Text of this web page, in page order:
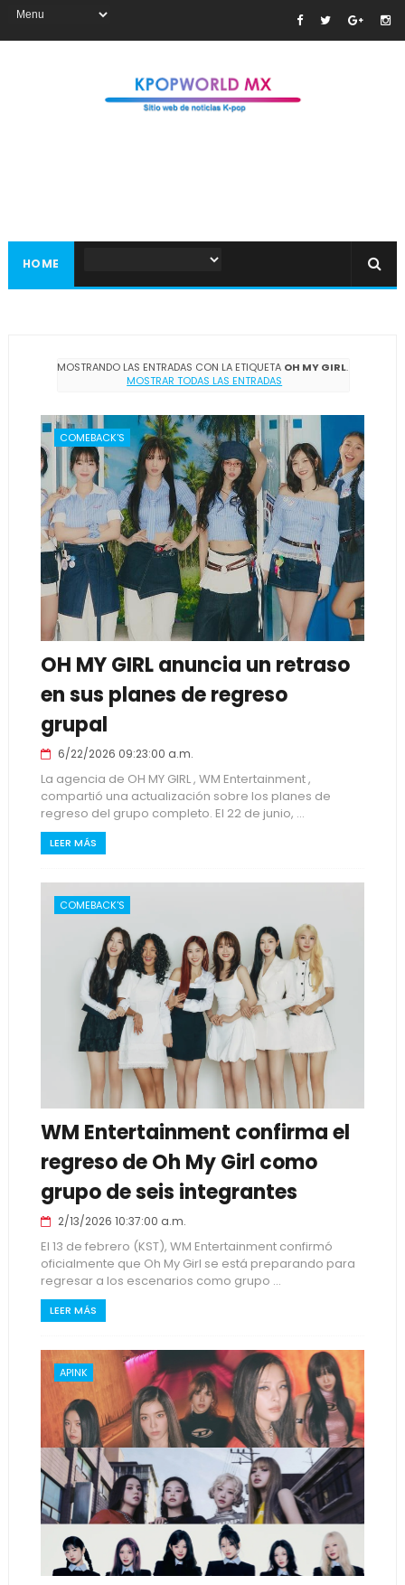
HOME
MOSTRANDO LAS ENTRADAS CON LA ETIQUETA OH MY GIRL.
MOSTRAR TODAS LAS ENTRADAS
COMEBACK'S
OH MY GIRL anuncia un retraso
en sus planes de regreso
grupal
6/22/2026 09:23:00 a.m.
La agencia de OH MY GIRL , WM Entertainment ,
compartió una actualización sobre los planes de
regreso del grupo completo. El 22 de junio, ...
LEER MÁS
COMEBACK'S
WM Entertainment confirma el
regreso de Oh My Girl como
grupo de seis integrantes
2/13/2026 10:37:00 a.m.
El 13 de febrero (KST), WM Entertainment confirmó
oficialmente que Oh My Girl se está preparando para
regresar a los escenarios como grupo ...
LEER MÁS
APINK